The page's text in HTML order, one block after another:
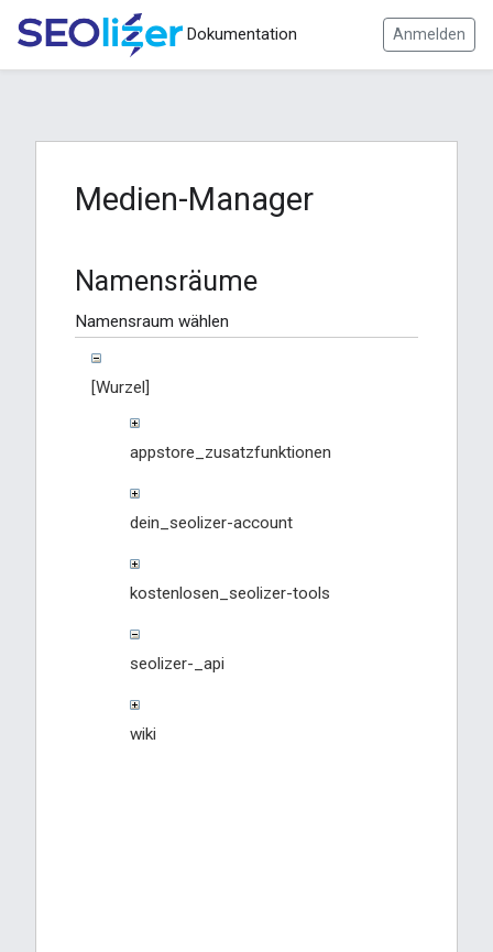
Dokumentation Anmelden
Medien-Manager
Namensräume
Namensraum wählen
[Wurzel]
appstore_zusatzfunktionen
dein_seolizer-account
kostenlosen_seolizer-tools
seolizer-_api
wiki